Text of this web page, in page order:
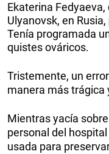
Ekaterina
Ulyanovsk, en
Tenía programada
quistes ováricos.
Tristemente, un
manera más trágica
Mientras yacía
personal del
usada para